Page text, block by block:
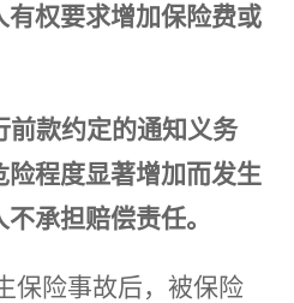
有权要求增加保险费或
前款约定的通知义务
程度显著增加而发生
承担赔偿责任。
保险事故后，被保险